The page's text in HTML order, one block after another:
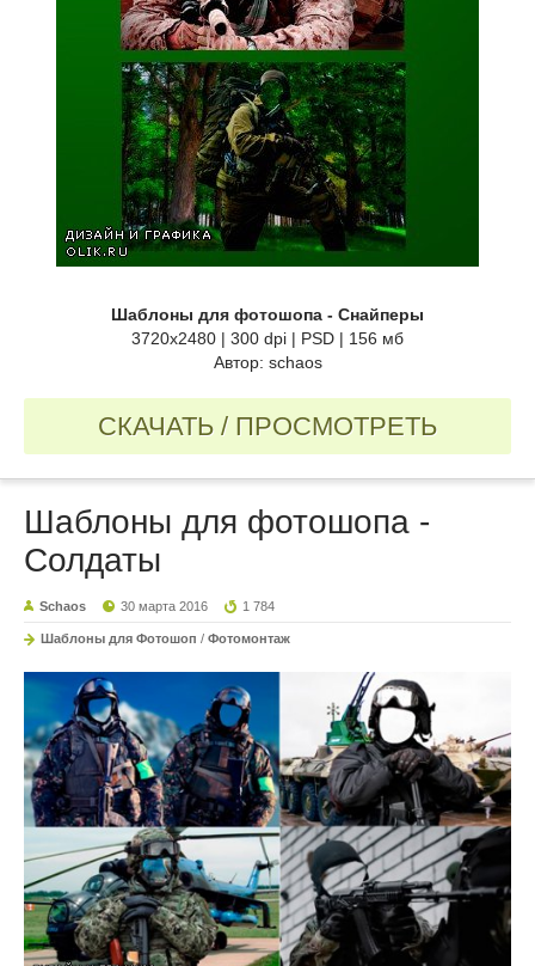
Шаблоны для фотошопа - Снайперы
3720х2480 | 300 dpi | PSD | 156 мб
Автор: schaos
СКАЧАТЬ / ПРОСМОТРЕТЬ
Шаблоны для фотошопа -
Солдаты
Schaos 30 марта 2016 1 784
Шаблоны для Фотошоп / Фотомонтаж